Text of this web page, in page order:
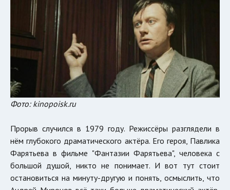
Фото: kinopoisk.ru
Прорыв случился в 1979 году. Режиссёры разглядели в
нём глубокого драматического актёра. Его героя, Павлика
Фарятьева в фильме "Фантазии Фарятьева", человека с
большой душой, никто не понимает. И вот тут стоит
остановиться на минуту-другую и понять, осмыслить, что